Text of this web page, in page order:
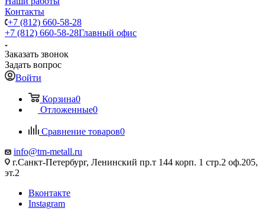
Контакты
+7 (812) 660-58-28
+7 (812) 660-58-28Главный офис
Заказать звонок
Задать вопрос
Войти
Корзина0
Отложенные0
Сравнение товаров0
info@tm-metall.ru
г.Санкт-Петербург, Ленинский пр.т 144 корп. 1 стр.2 оф.205,
эт.2
Вконтакте
Instagram